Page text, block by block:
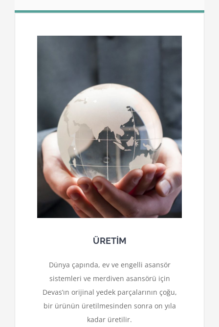
ÜRETİM
Dünya çapında, ev ve engelli asansör
sistemleri ve merdiven asansörü için
Devas’ın orijinal yedek parçalarının çoğu,
bir ürünün üretilmesinden sonra on yıla
kadar üretilir.